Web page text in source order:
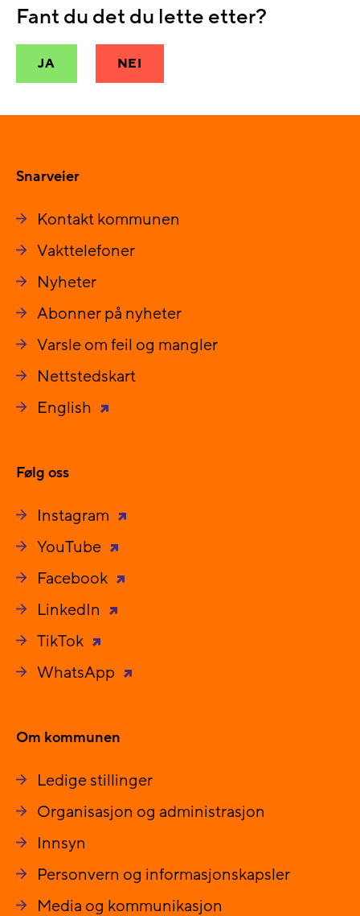
Fant du det du lette etter?
JA NEI
Snarveier
Kontakt kommunen
Vakttelefoner
Nyheter
Abonner på nyheter
Varsle om feil og mangler
Nettstedskart
English
Følg oss
Instagram
YouTube
Facebook
LinkedIn
TikTok
WhatsApp
Om kommunen
Ledige stillinger
Organisasjon og administrasjon
Innsyn
Personvern og informasjonskapsler
Media og kommunikasjon